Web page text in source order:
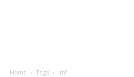
Home Tags Imf